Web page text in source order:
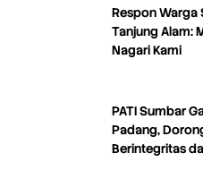
Respon Warga
Tanjung Alam:
Nagari Kami
PATI Sumbar
Padang,
Berintegritas